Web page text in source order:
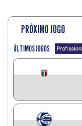
PRÓXIMO JOGO
ÚLTIMOS JOGOS